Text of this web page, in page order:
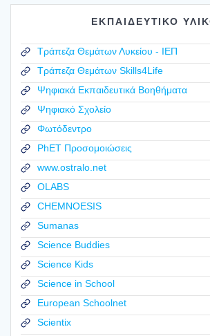
ΕΚΠΑΙΔΕΥΤΙΚΟ
Τράπεζα Θεμάτων Λυκείου - ΙΕΠ
Τράπεζα Θεμάτων Skills4Life
Ψηφιακά Εκπαιδευτικά Βοηθήματα
Ψηφιακό Σχολείο
Φωτόδεντρο
PhET Προσομοιώσεις
www.ostralo.net
OLABS
CHEMNOESIS
Sumanas
Science Buddies
Science Kids
Science in School
European Schoolnet
Scientix